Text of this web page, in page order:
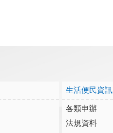
生活便民資訊
各類申辦
法規資料